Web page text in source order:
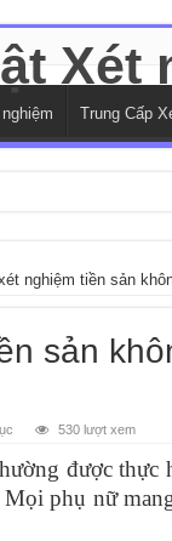
Trung Cấp
nghiệm tiền sản
sản
530 lượt xem
được thực
Mọi phụ nữ